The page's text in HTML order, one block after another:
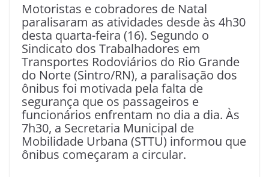
Motoristas e cobradores de Natal
paralisaram as atividades desde às 4h30
desta quarta-feira (16). Segundo o
Sindicato dos Trabalhadores em
Transportes Rodoviários do Rio Grande
do Norte (Sintro/RN), a paralisação dos
ônibus foi motivada pela falta de
segurança que os passageiros e
funcionários enfrentam no dia a dia. Às
7h30, a Secretaria Municipal de
Mobilidade Urbana (STTU) informou que
ônibus começaram a circular.